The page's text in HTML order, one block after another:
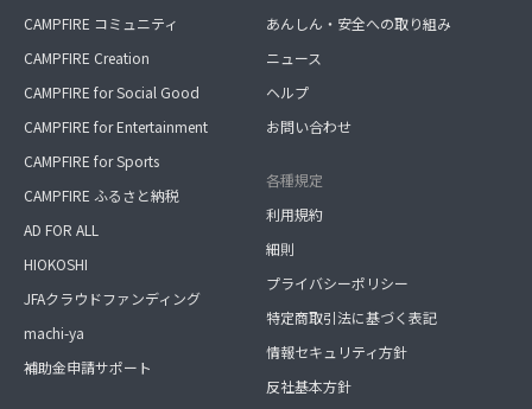
CAMPFIRE コミュニティ
CAMPFIRE Creation
CAMPFIRE for Social Good
CAMPFIRE for Entertainment
CAMPFIRE for Sports
CAMPFIRE ふるさと納税
AD FOR ALL
HIOKOSHI
JFAクラウドファンディング
machi-ya
補助金申請サポート
あんしん・安全への取り組み
ニュース
ヘルプ
お問い合わせ
各種規定
利用規約
細則
プライバシーポリシー
特定商取引法に基づく表記
情報セキュリティ方針
反社基本方針